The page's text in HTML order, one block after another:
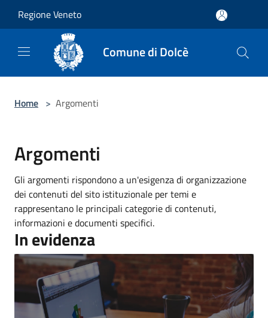
Regione Veneto
Comune di Dolcè
Home > Argomenti
Argomenti
Gli argomenti rispondono a un'esigenza di organizzazione
dei contenuti del sito istituzionale per temi e
rappresentano le principali categorie di contenuti,
informazioni e documenti specifici.
In evidenza